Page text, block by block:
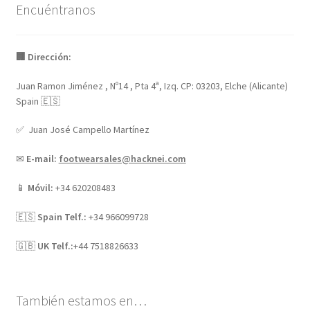
Encuéntranos
🏢 Dirección:
Juan Ramon Jiménez , Nº14 , Pta 4ª, Izq. CP: 03203, Elche (Alicante)
Spain 🇪🇸
✅ Juan José Campello Martínez
✉ E-mail: footwearsales@hacknei.com
📱 Móvil: +34 620208483
🇪🇸 Spain Telf.: +34 966099728
🇬🇧 UK Telf.:+44 7518826633
También estamos en…